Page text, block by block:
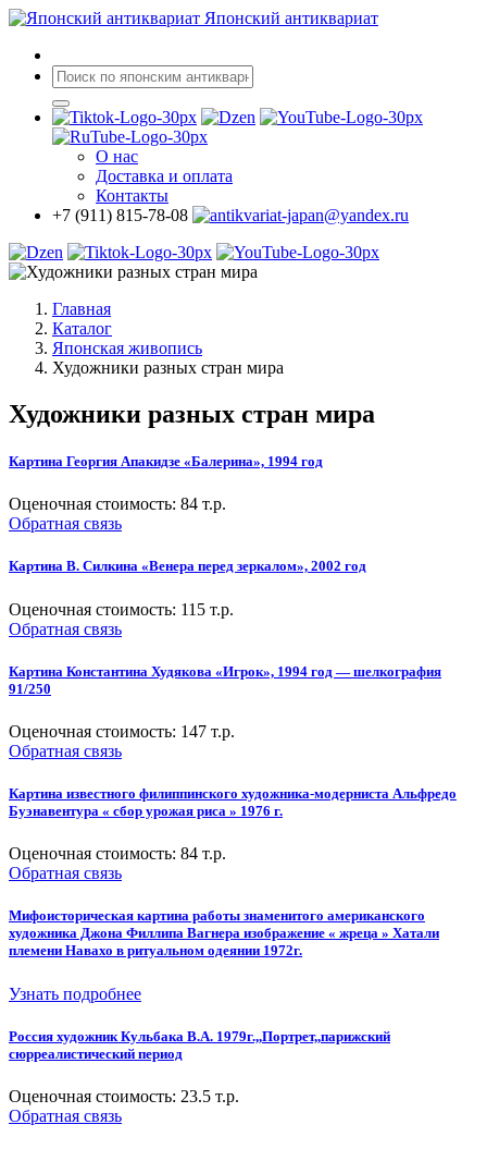
Японский антиквариат
О нас
Доставка и оплата
Контакты
+7 (911) 815-78-08
Главная
Каталог
Японская живопись
Художники разных стран мира
Художники разных стран мира
Картина Георгия Апакидзе «Балерина», 1994 год
Оценочная стоимость: 84 т.р.
Обратная связь
Картина В. Силкина «Венера перед зеркалом», 2002 год
Оценочная стоимость: 115 т.р.
Обратная связь
Картина Константина Худякова «Игрок», 1994 год — шелкография
91/250
Оценочная стоимость: 147 т.р.
Обратная связь
Картина известного филиппинского художника-модерниста Альфредо
Буэнавентура « сбор урожая риса » 1976 г.
Оценочная стоимость: 84 т.р.
Обратная связь
Мифоисторическая картина работы знаменитого американского
художника Джона Филлипа Вагнера изображение « жреца » Хатали
племени Навахо в ритуальном одеянии 1972г.
Узнать подробнее
Россия художник Кульбака В.А. 1979г.,,Портрет,,парижский
сюрреалистический период
Оценочная стоимость: 23.5 т.р.
Обратная связь